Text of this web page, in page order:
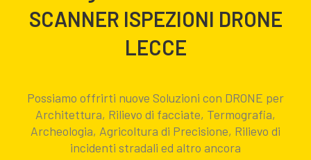
SCANNER ISPEZIONI DRONE
LECCE
Possiamo offrirti nuove Soluzioni con DRONE per
Architettura, Rilievo di facciate, Termografia,
Archeologia, Agricoltura di Precisione, Rilievo di
incidenti stradali ed altro ancora